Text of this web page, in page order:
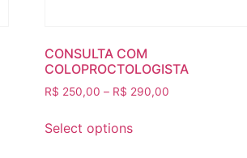
CONSULTA COM
COLOPROCTOLOGISTA
R$ 250,00 – R$ 290,00
Select options